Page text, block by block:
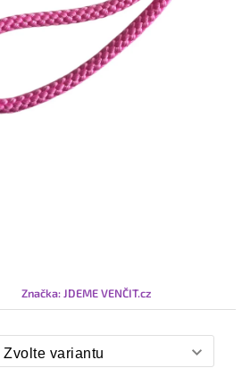
Značka: JDEME VENČIT.cz